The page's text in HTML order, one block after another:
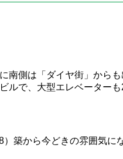
側は「ダイヤ街」から
で、大型エレベーター
築から今どきの雰囲気